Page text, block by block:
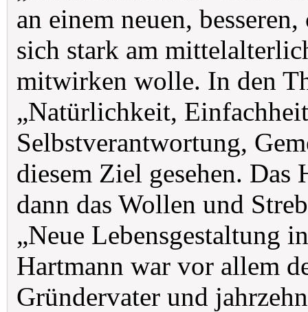
an einem neuen,
sich stark am
mitwirken wolle. In den
„Natürlichkeit,
Selbstverantwortung,
diesem Ziel gesehen. Das
dann das Wollen und
„Neue Lebensgestaltung
Hartmann war vor allem
Gründervater und